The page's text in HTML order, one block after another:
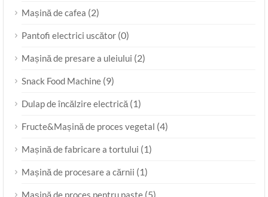
Mașină de cafea (2)
Pantofi electrici uscător (0)
Mașină de presare a uleiului (2)
Snack Food Machine (9)
Dulap de încălzire electrică (1)
Fructe&Mașină de proces vegetal (4)
Mașină de fabricare a tortului (1)
Mașină de procesare a cărnii (1)
(5)